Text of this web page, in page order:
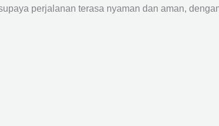
perjalanan terasa nyaman dan aman,